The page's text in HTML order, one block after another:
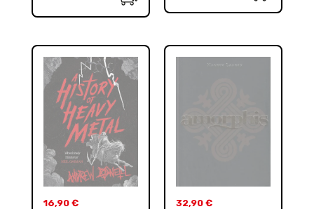
16,90 € 32,90 €